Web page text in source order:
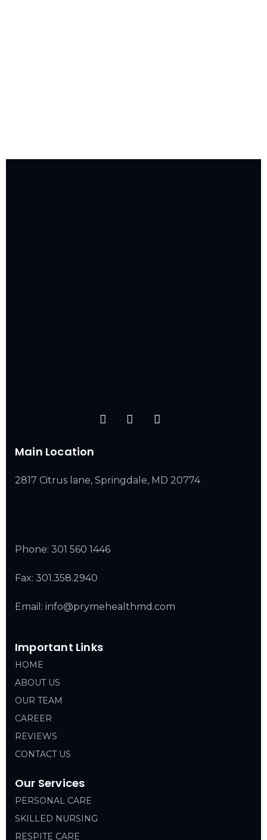
Main Location
2817 Citrus lane, Springdale, MD 20774
Phone: 301 560 1446
Fax: 301.358.2940
Email: info@prymehealthmd.com
Important Links
HOME
ABOUT US
OUR TEAM
CAREER
REVIEWS
CONTACT US
Our Services
PERSONAL CARE
SKILLED NURSING
RESPITE CARE